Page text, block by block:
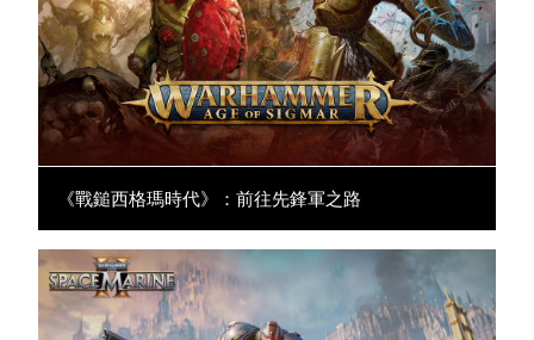
《戰鎚西格瑪時代》：前往先鋒軍之路